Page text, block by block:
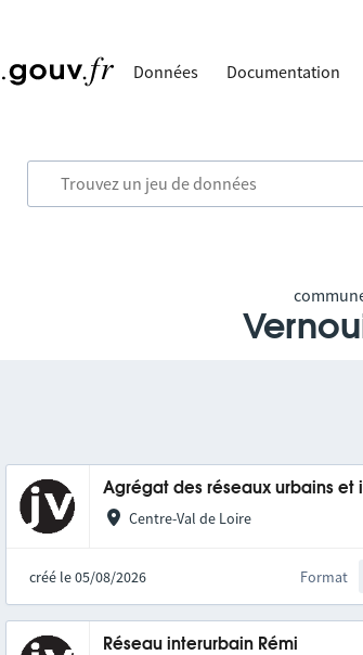
Données Documentation
Agrégat des réseaux urbains et
Centre-Val de Loire
créé le 05/08/2026 Format
Réseau interurbain Rémi